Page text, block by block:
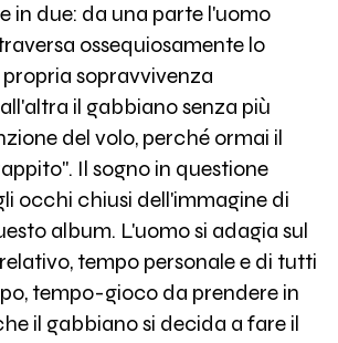
in due: da una parte l'uomo
ossequiosamente lo
sopravvivenza
il gabbiano senza più
del volo, perché ormai il
Il sogno in questione
occhi chiusi dell'immagine di
album. L'uomo si adagia sul
tempo personale e di tutti
tempo-gioco da prendere in
il gabbiano si decida a fare il